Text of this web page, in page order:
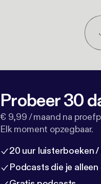
Probeer 30
€ 9,99 / maand na
Elk moment opzegbaar.
20 uur luisterboeken /
Podcasts die je